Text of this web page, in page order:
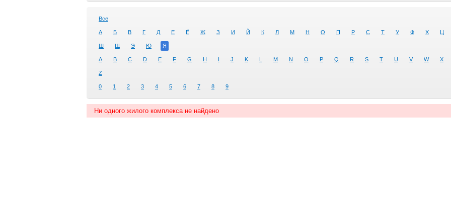
Все
А Б В Г Д Е Ё Ж З И Й К Л М Н О П Р С Т У Ф Х Ц
Ш Щ Э Ю Я
A B C D E F G H I J K L M N O P Q R S T U V W X
Z
0 1 2 3 4 5 6 7 8 9
Ни одного жилого комплекса не найдено